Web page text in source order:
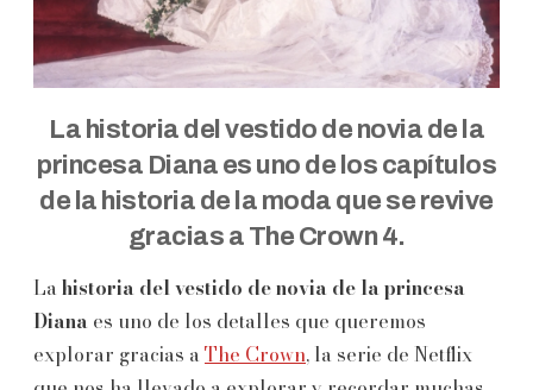
La historia del vestido de novia de la
princesa Diana es uno de los capítulos
de la historia de la moda que se revive
gracias a The Crown 4.
La historia del vestido de novia de la princesa
Diana es uno de los detalles que queremos
explorar gracias a The Crown, la serie de Netflix